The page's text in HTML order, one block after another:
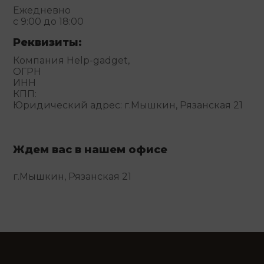
Ежедневно
с 9:00 до 18:00
Реквизиты:
Компания Help-gadget,
ОГРН
ИНН
КПП:
Юридический адрес: г.Мышкин, Рязанская 21
Ждем вас в нашем офисе
г.Мышкин, Рязанская 21